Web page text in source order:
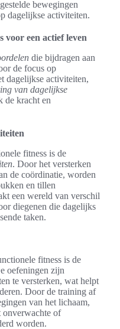
bewegingen
dagelijkse activiteiten.
voor een actief leven
die bijdragen aan
de focus op
dagelijkse activiteiten,
van dagelijkse
de kracht en
fitness is de
. Door het versterken
de coördinatie, worden
en tillen
een wereld van verschil
diegenen die dagelijks
taken.
fitness is de
oefeningen zijn
te versterken, wat helpt
Door de training af
van het lichaam,
onverwachte of
worden.